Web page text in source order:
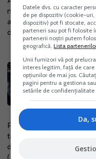
noua procedura de
asigurari sociale (CAS) si a
de sanatate (CASS)....
13
Piata transportului
transformare profunda,
demarate de Agentia
Datele dvs. cu caracter
de pe dispozitiv (cookie-
dispozitiv) pot fi stocate,
parteneri sau pot fi folosite
partenerii noștri putem
geografică.Lista
Unii furnizori vă pot
interes legitim, față de
opțiunilor de mai jos.
pagini pentru a gestiona
setările de confidențialitate
Da,